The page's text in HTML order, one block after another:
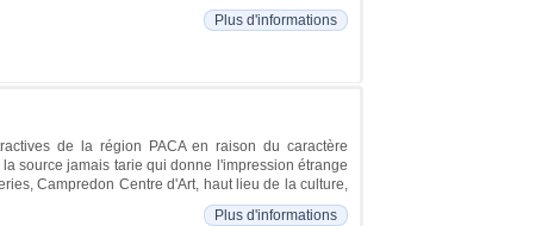
Plus d'informations
de la région PACA en raison du caractère
source jamais tarie qui donne l'impression étrange
Campredon Centre d'Art, haut lieu de la culture,
Plus d'informations